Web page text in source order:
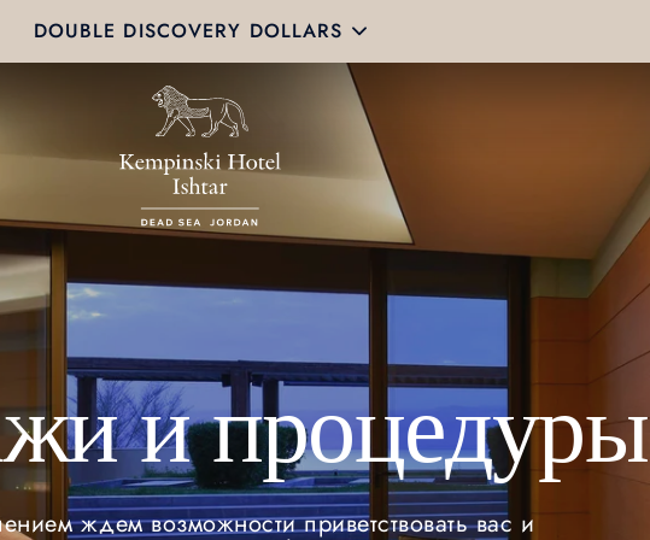
DOUBLE DISCOVERY DOLLARS
и процедуры
ждем возможности приветствовать вас и